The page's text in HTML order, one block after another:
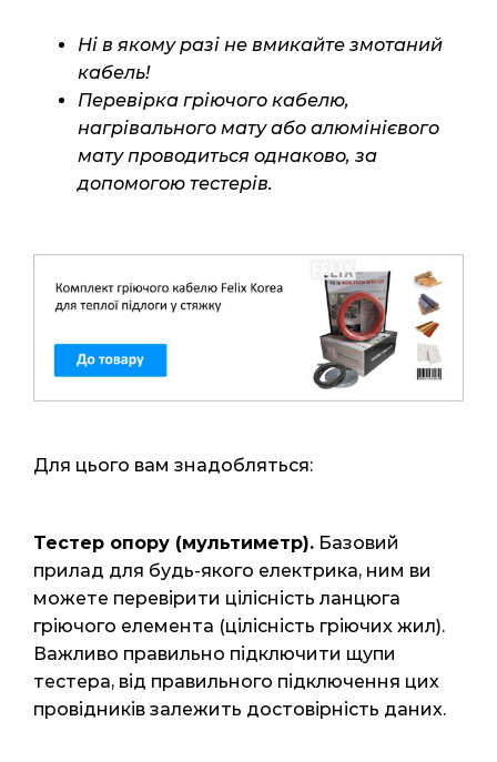
Ні в якому разі не вмикайте змотаний
кабель!
Перевірка гріючого кабелю,
нагрівального мату або алюмінієвого
мату проводиться однаково, за
допомогою тестерів.
Для цього вам знадобляться:
Тестер опору (мультиметр). Базовий
прилад для будь-якого електрика, ним ви
можете перевірити цілісність ланцюга
гріючого елемента (цілісність гріючих жил).
Важливо правильно підключити щупи
тестера, від правильного підключення цих
провідників залежить достовірність даних.